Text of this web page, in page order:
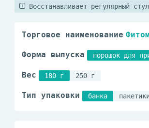
Восстанавливает регулярный стул
Торговое наименование
Форма выпуска порошок для
Вес 180 г 250 г
Тип упаковки банка